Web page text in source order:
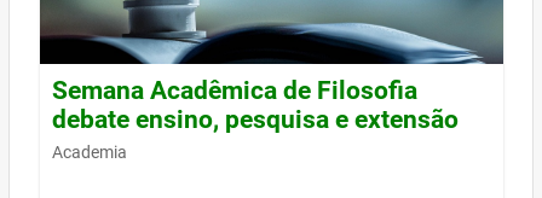
Semana Acadêmica de Filosofia
debate ensino, pesquisa e extensão
Academia